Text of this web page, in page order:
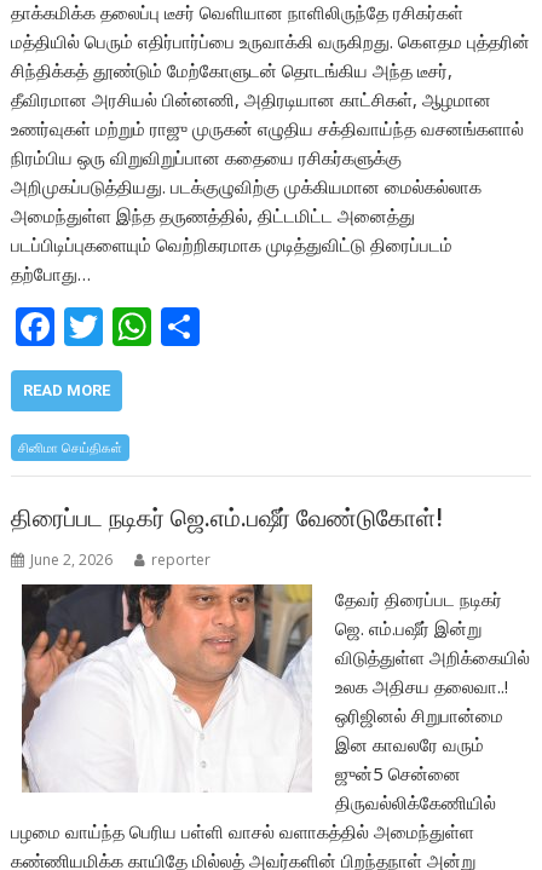
தாக்கமிக்க தலைப்பு டீசர் வெளியான நாளிலிருந்தே ரசிகர்கள்
மத்தியில் பெரும் எதிர்பார்ப்பை உருவாக்கி வருகிறது. கௌதம புத்தரின்
சிந்திக்கத் தூண்டும் மேற்கோளுடன் தொடங்கிய அந்த டீசர்,
தீவிரமான அரசியல் பின்னணி, அதிரடியான காட்சிகள், ஆழமான
உணர்வுகள் மற்றும் ராஜு முருகன் எழுதிய சக்திவாய்ந்த வசனங்களால்
நிரம்பிய ஒரு விறுவிறுப்பான கதையை ரசிகர்களுக்கு
அறிமுகப்படுத்தியது. படக்குழுவிற்கு முக்கியமான மைல்கல்லாக
அமைந்துள்ள இந்த தருணத்தில், திட்டமிட்ட அனைத்து
படப்பிடிப்புகளையும் வெற்றிகரமாக முடித்துவிட்டு திரைப்படம்
தற்போது…
F
ac
e
b
o
o
k
T
w
itt
er
W
A
p
p
READ MORE
சினிமா செய்திகள்
திரைப்பட நடிகர் ஜெ.எம்.பஷீர் வேண்டுகோள்!
June 2, 2026 reporter
தேவர் திரைப்பட நடிகர்
ஜெ. எம்.பஷீர் இன்று
விடுத்துள்ள அறிக்கையில்
உலக அதிசய தலைவா..!
ஒரிஜினல் சிறுபான்மை
இன காவலரே வரும்
ஜுன்5 சென்னை
திருவல்லிக்கேணியில்
பழமை வாய்ந்த பெரிய பள்ளி வாசல் வளாகத்தில் அமைந்துள்ள
கண்ணியமிக்க காயிதே மில்லத் அவர்களின் பிறந்தநாள் அன்று